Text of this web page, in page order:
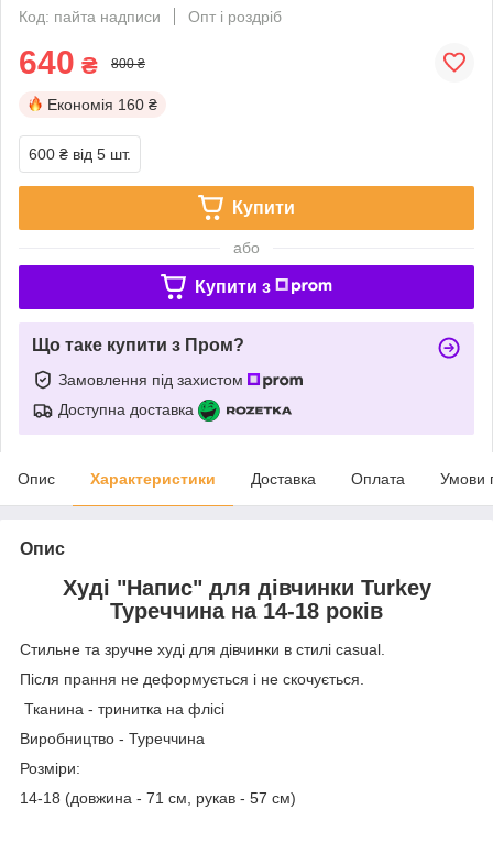
Код: пайта надписи
Опт і роздріб
640 ₴ 800 ₴
Економія 160 ₴
600 ₴ від 5 шт.
Купити
або
Купити з
Що таке купити з Пром?
Замовлення під захистом
Доступна доставка
Опис Характеристики Доставка Оплата Умови
Опис
Худі "Напис" для дівчинки Turkey
Туреччина на 14-18 років
Стильне та зручне худі для дівчинки в стилі casual.
Після прання не деформується і не скочується.
Тканина - тринитка на флісі
Виробництво - Туреччина
Розміри:
14-18 (довжина - 71 см, рукав - 57 см)